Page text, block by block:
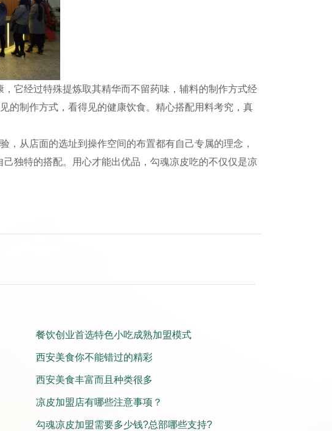
它经过特殊提炼取其精华而不留药味，辅料的制作方式经
的制作方式，看得见的健康饮食。精心搭配用料考究，真
从店面的选址到操作空间的布置都有自己专属的理念，
独特的搭配。用心才能出优品，勾魂凉皮吃的不仅仅是凉
餐饮创业首选特色小吃成熟加盟模式
西安美食你不能错过的精彩
西安美食丰富而且种类很多
凉皮加盟店有哪些注意事项？
勾魂凉皮加盟需要多少钱?总部哪些支持?